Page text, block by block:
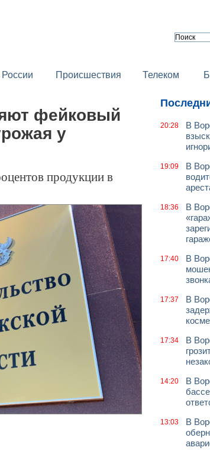
России Происшествия Телеком
фейковый
у
продукции в
20:28
В
19:09
В
18:36
В
17:40
В
17:37
В
17:34
В
14:20
В
13:03
В